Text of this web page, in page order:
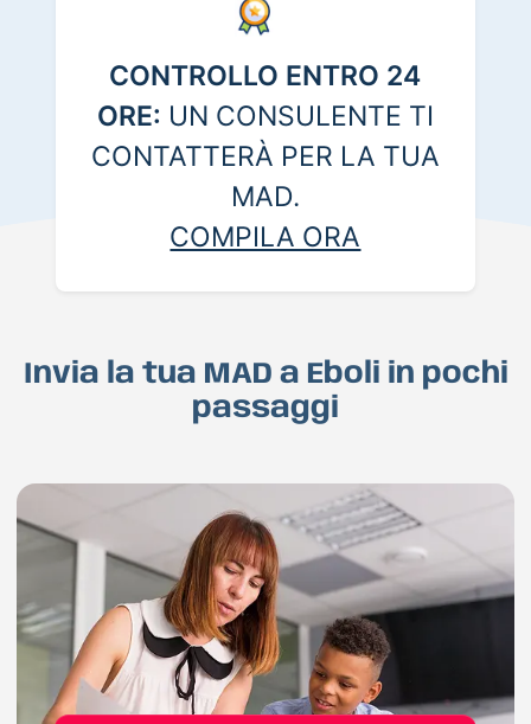
CONTROLLO ENTRO 24
ORE: UN CONSULENTE TI
CONTATTERÀ PER LA TUA
MAD.
COMPILA ORA
Invia la tua MAD a Eboli in pochi
passaggi